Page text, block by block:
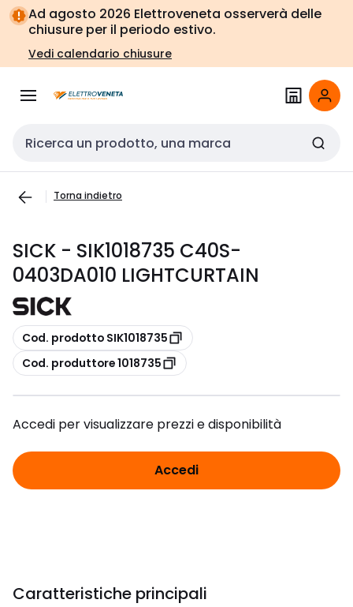
Vai alla
navigazione
Vai
alla
pagina
Ad agosto 2026 Elettroveneta osserverà delle
chiusure per il periodo estivo.
Vedi calendario chiusure
Cerca input
Torna indietro
SICK - SIK1018735 C40S-
0403DA010 LIGHTCURTAIN
copia
Cod. prodotto SIK1018735
copia
Cod. produttore 1018735
Accedi per visualizzare prezzi e disponibilità
Accedi
Caratteristiche principali